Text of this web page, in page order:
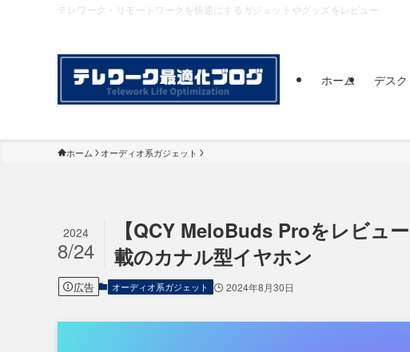
テレワーク・リモートワークを快適にするガジェットやグッズをレビュー
ホーム デス
ホーム オーディオ系ガジェット
【QCY MeloBuds Proをレビュ
載のカナル型イヤホン
2024
8/24
広告 オーディオ系ガジェット 2024年8月30日